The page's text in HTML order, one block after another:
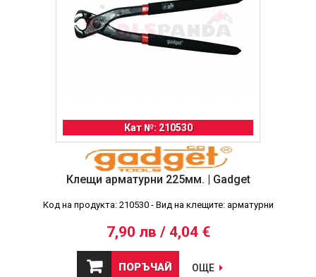
Кат №: 210530
Клещи арматурни 225мм. | Gadget
Код на продукта: 210530 - Вид на клещите: арматурни
7,90 лв / 4,04 €
ПОРЪЧАЙ ОЩЕ